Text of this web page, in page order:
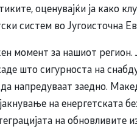
оценувајќи ја како
систем во Југоисточна
момент за нашиот регион.
што сигурноста на
напредуваат заедно.
на енергетската
на обновливите